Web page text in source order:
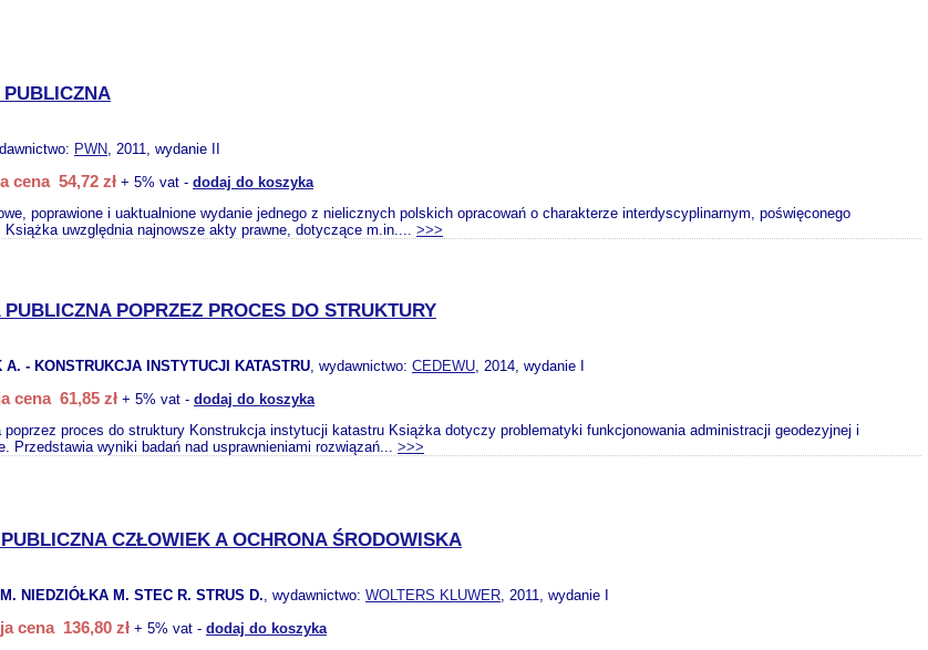
PWN, 2011, wydanie II
cena 54,72 zł + 5% vat - dodaj do koszyka
poprawione i uaktualnione wydanie jednego z nielicznych polskich opracowań o charakterze interdyscyplinarnym, poświęconego
uwzględnia najnowsze akty prawne, dotyczące m.in.... >>>
POPRZEZ PROCES DO STRUKTURY
- KONSTRUKCJA INSTYTUCJI KATASTRU, wydawnictwo: CEDEWU, 2014, wydanie I
cena 61,85 zł + 5% vat - dodaj do koszyka
proces do struktury Konstrukcja instytucji katastru Książka dotyczy problematyki funkcjonowania administracji geodezyjnej i
Przedstawia wyniki badań nad usprawnieniami rozwiązań... >>>
CZŁOWIEK A OCHRONA ŚRODOWISKA
NIEDZIÓŁKA M. STEC R. STRUS D., wydawnictwo: WOLTERS KLUWER, 2011, wydanie I
cena 136,80 zł + 5% vat - dodaj do koszyka